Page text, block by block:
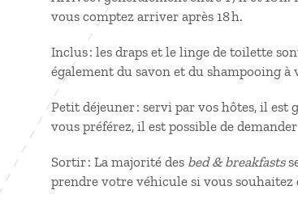
vous comptez arriver après 18 h.
Inclus : les draps et le linge de toilette
également du savon et du shampooing à
Petit déjeuner : servi par vos hôtes, il est
vous préférez, il est possible de
Sortir : La majorité des bed & breakfasts
prendre votre véhicule si vous